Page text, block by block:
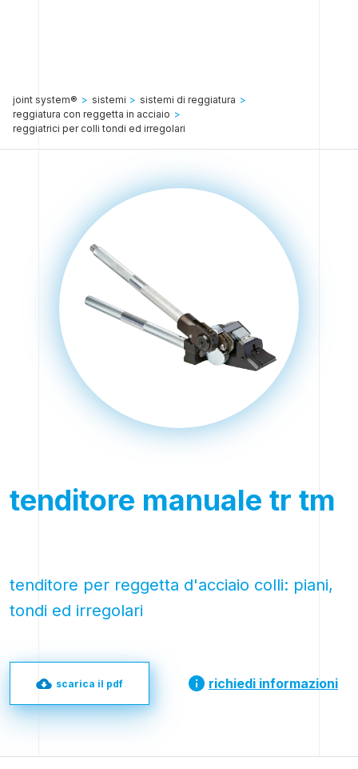
joint system® > sistemi > sistemi di reggiatura >
reggiatura con reggetta in acciaio >
reggiatrici per colli tondi ed irregolari
tenditore manuale tr tm
tenditore per reggetta d'acciaio colli: piani,
tondi ed irregolari
scarica il pdf richiedi informazioni